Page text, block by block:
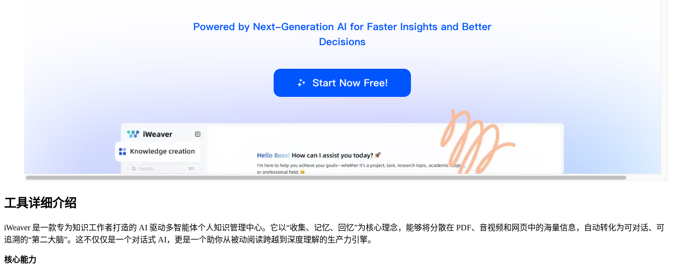
工具详细介绍
iWeaver 是一款专为知识工作者打造的 AI 驱动多智能体个人知识管理中心。它以“收集、记忆、回忆”为核心理念，能够将分散在 PDF、音视频和网页中的海量信息，自动转化为可对话、可
追溯的“第二大脑”。这不仅仅是一个对话式 AI，更是一个助你从被动阅读跨越到深度理解的生产力引擎。
核心能力